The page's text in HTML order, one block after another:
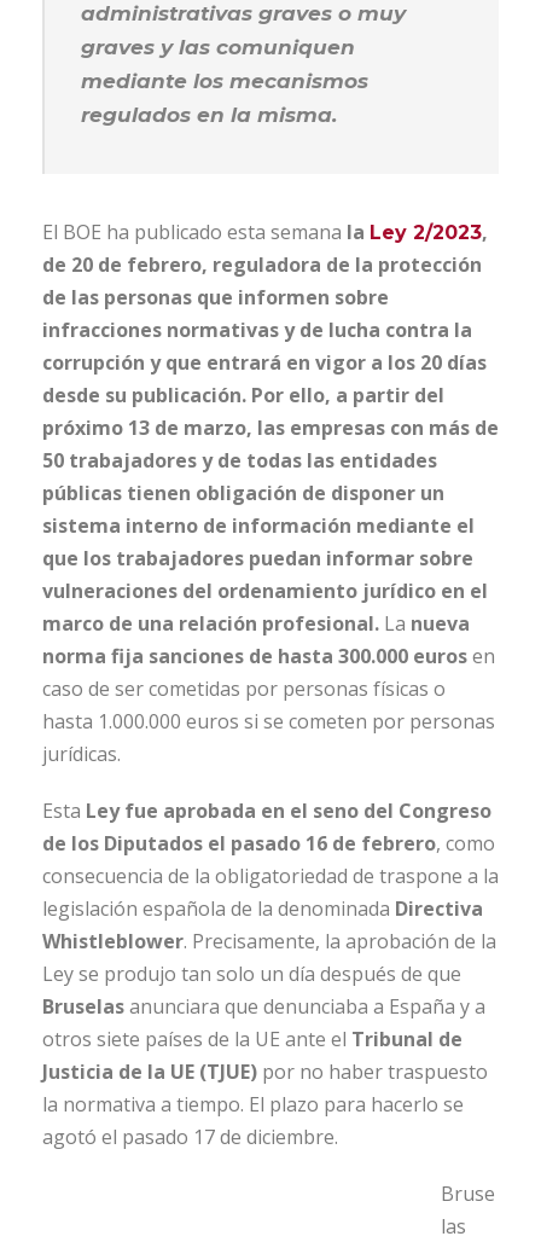
administrativas graves o muy
graves y las comuniquen
mediante los mecanismos
regulados en la misma.
El BOE ha publicado esta semana la Ley 2/2023,
de 20 de febrero, reguladora de la protección
de las personas que informen sobre
infracciones normativas y de lucha contra la
corrupción y que entrará en vigor a los 20 días
desde su publicación. Por ello, a partir del
próximo 13 de marzo, las empresas con más de
50 trabajadores y de todas las entidades
públicas tienen obligación de disponer un
sistema interno de información mediante el
que los trabajadores puedan informar sobre
vulneraciones del ordenamiento jurídico en el
marco de una relación profesional. La nueva
norma fija sanciones de hasta 300.000 eurosen
caso de ser cometidas por personas físicas o
hasta 1.000.000 euros si se cometen por personas
jurídicas.
Esta Ley fue aprobada en el seno del Congreso
de los Diputados el pasado 16 de febrero, como
consecuencia de la obligatoriedad de traspone a la
legislación española de la denominada Directiva
Whistleblower. Precisamente, la aprobación de la
Ley se produjo tan solo un día después de que
Bruselasanunciara que denunciaba a España y a
otros siete países de la UE ante el Tribunal de
Justicia de la UE (TJUE) por no haber traspuesto
la normativa a tiempo. El plazo para hacerlo se
agotó el pasado 17 de diciembre.
Bruse
las